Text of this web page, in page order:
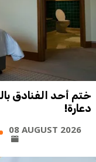
ختم أحد الفنادق
دعارة!
08 AUGUST 2026